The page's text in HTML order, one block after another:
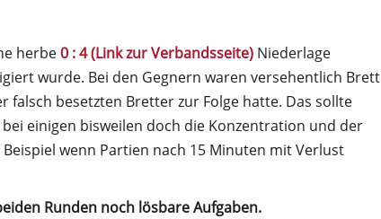
herbe0 : 4 (Link zur Verbandsseite) Niederlage
wurde. Bei den Gegnern waren versehentlich Brett
falsch besetzten Bretter zur Folge hatte. Das sollte
einigen bisweilen doch die Konzentration und der
wenn Partien nach 15 Minuten mit Verlust
Runden noch lösbare Aufgaben.